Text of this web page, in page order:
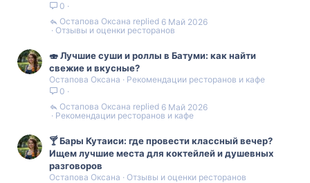
0
Отзывы и оценки ресторанов
6 Май 2026
Остапова Оксана
🍣 Лучшие суши и роллы в Батуми: как найти
свежие и вкусные?
Остапова Оксана
Рекомендации ресторанов и кафе
0
Рекомендации ресторанов и кафе
6 Май 2026
Остапова Оксана
🍸 Бары Кутаиси: где провести классный вечер?
Ищем лучшие места для коктейлей и душевных
разговоров
Остапова Оксана
Отзывы и оценки ресторанов